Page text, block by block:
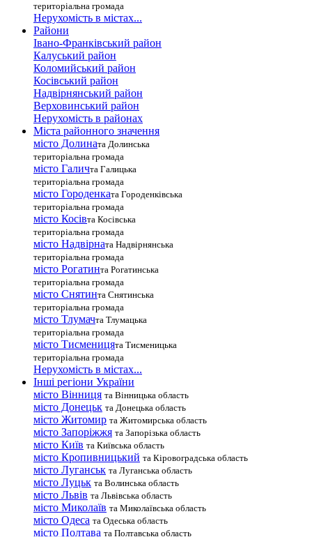
територіальна громада
Нерухомість в містах...
Райони
Івано-Франківський район
Калуський район
Коломийський район
Косівський район
Надвірнянський район
Верховинський район
Нерухомість в районах
Міста районного значення
місто Долината Долинська
територіальна громада
місто Галичта Галицька
територіальна громада
місто Городенката Городенківська
територіальна громада
місто Косівта Косівська
територіальна громада
місто Надвірната Надвірнянська
територіальна громада
місто Рогатинта Рогатинська
територіальна громада
місто Снятинта Снятинська
територіальна громада
місто Тлумачта Тлумацька
територіальна громада
місто Тисменицята Тисменицька
територіальна громада
Нерухомість в містах...
Інші регіони України
місто Вінниця та Вінницька область
місто Донецьк та Донецька область
місто Житомир та Житомирська область
місто Запоріжжя та Запорізька область
місто Київ та Київська область
місто Кропивницький та Кіровоградська область
місто Луганськ та Луганська область
місто Луцьк та Волинська область
місто Львів та Львівська область
місто Миколаїв та Миколаївська область
місто Одеса та Одеська область
місто Полтава та Полтавська область